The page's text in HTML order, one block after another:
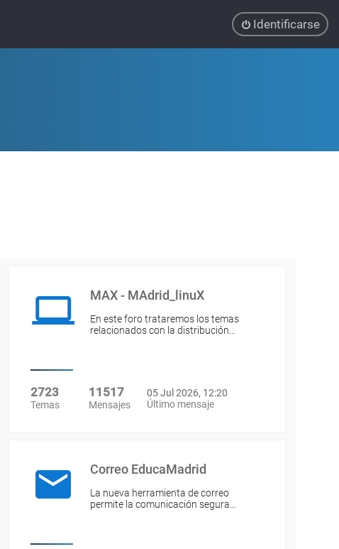
Identificarse
MAX - MAdrid_linuX
En este foro trataremos los temas
relacionados con la distribución…
2723
Temas
11517
Mensajes
05 Jul 2026, 12:20
Último mensaje
Correo EducaMadrid
La nueva herramienta de correo
permite la comunicación segura…